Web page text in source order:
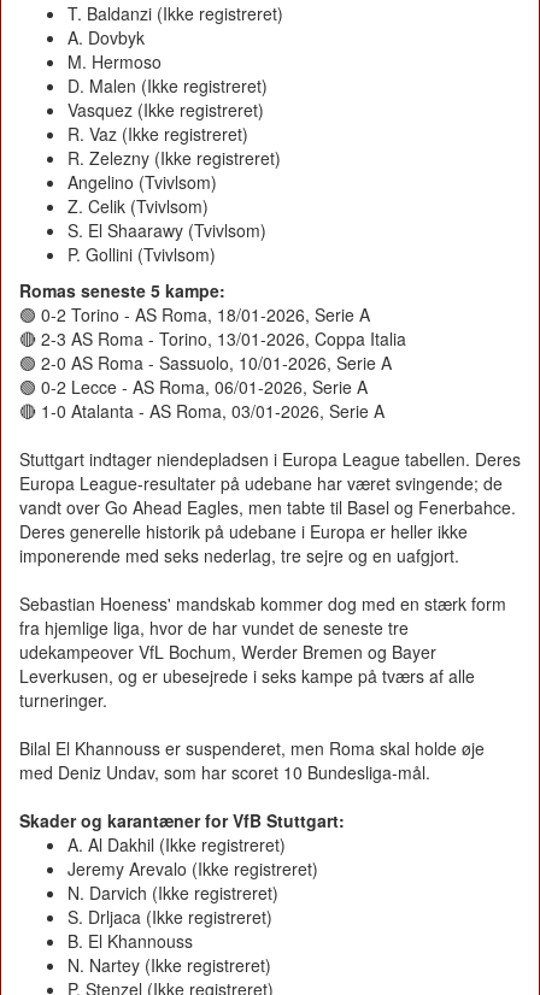
T. Baldanzi (Ikke registreret)
A. Dovbyk
M. Hermoso
D. Malen (Ikke registreret)
Vasquez (Ikke registreret)
R. Vaz (Ikke registreret)
R. Zelezny (Ikke registreret)
Angelino (Tvivlsom)
Z. Celik (Tvivlsom)
S. El Shaarawy (Tvivlsom)
P. Gollini (Tvivlsom)
Romas seneste 5 kampe:
🟢 0-2 Torino - AS Roma, 18/01-2026, Serie A
🔴 2-3 AS Roma - Torino, 13/01-2026, Coppa Italia
🟢 2-0 AS Roma - Sassuolo, 10/01-2026, Serie A
🟢 0-2 Lecce - AS Roma, 06/01-2026, Serie A
🔴 1-0 Atalanta - AS Roma, 03/01-2026, Serie A
Stuttgart indtager niendepladsen i Europa League tabellen. Deres
Europa League-resultater på udebane har været svingende; de
vandt over Go Ahead Eagles, men tabte til Basel og Fenerbahce.
Deres generelle historik på udebane i Europa er heller ikke
imponerende med seks nederlag, tre sejre og en uafgjort.
Sebastian Hoeness' mandskab kommer dog med en stærk form
fra hjemlige liga, hvor de har vundet de seneste tre
udekampeover VfL Bochum, Werder Bremen og Bayer
Leverkusen, og er ubesejrede i seks kampe på tværs af alle
turneringer.
Bilal El Khannouss er suspenderet, men Roma skal holde øje
med Deniz Undav, som har scoret 10 Bundesliga-mål.
Skader og karantæner for VfB Stuttgart:
A. Al Dakhil (Ikke registreret)
Jeremy Arevalo (Ikke registreret)
N. Darvich (Ikke registreret)
S. Drljaca (Ikke registreret)
B. El Khannouss
N. Nartey (Ikke registreret)
P. Stenzel (Ikke registreret)